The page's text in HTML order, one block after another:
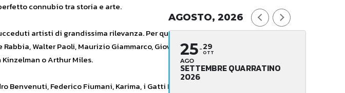
connubio tra storia e arte.
artisti di grandissima rilevanza. Per quanto riguarda il jazz,
Walter Paoli, Maurizio Giammarco, Giovanni Guidi, Barbara
o Arthur Miles.
Federico Fiumani, Karima, i Gatti Mezzi, Susanna
AGOSTO, 2026
25
AGO
29
OTT
SETTEMBRE QUARRATINO
2026